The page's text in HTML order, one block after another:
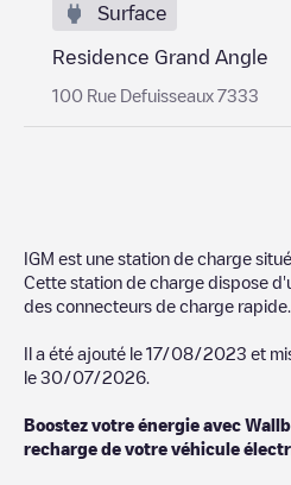
Surface
Residence Grand Angle
100 Rue Defuisseaux 7333
IGM est une station de charge
Cette station de charge dispose
des connecteurs de charge rapide.
Il a été ajouté le 17/08/2023 et
le 30/07/2026
Boostez votre énergie avec
recharge de votre véhicule